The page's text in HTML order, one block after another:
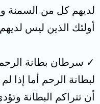
لديهم كل من السمنة
أولئك الذين ليس
✓ سرطان بطانة
لبطانة الرحم أما
أن تتراكم البطانة